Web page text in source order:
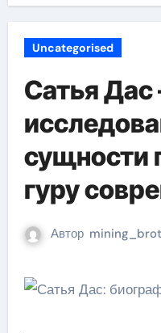
Uncategorised
Сатья
сущности
гуру
Автор